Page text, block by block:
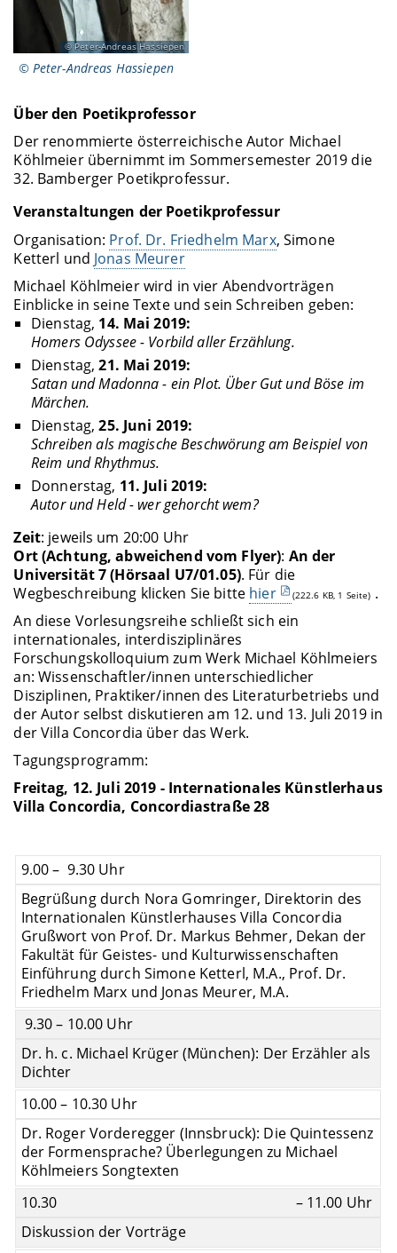
Peter-Andreas Hassiepen
© Peter-Andreas Hassiepen
Über den Poetikprofessor
Der renommierte österreichische Autor Michael
Köhlmeier übernimmt im Sommersemester 2019 die
32. Bamberger Poetikprofessur.
Veranstaltungen der Poetikprofessur
Organisation: Prof. Dr. Friedhelm Marx, Simone
Ketterl und Jonas Meurer
Michael Köhlmeier wird in vier Abendvorträgen
Einblicke in seine Texte und sein Schreiben geben:
Dienstag, 14. Mai 2019:
Homers Odyssee - Vorbild aller Erzählung.
Dienstag,21. Mai 2019:
Satan und Madonna - ein Plot. Über Gut und Böse im
Märchen.
Dienstag,25. Juni 2019:
Schreiben als magische Beschwörung am Beispiel von
Reim und Rhythmus.
Donnerstag, 11. Juli 2019:
Autor und Held - wer gehorcht wem?
Zeit: jeweils um 20:00 Uhr
Ort (Achtung, abweichend vom Flyer): An der
Universität 7 (Hörsaal U7/01.05). Für die
Wegbeschreibung klicken Sie bitte hier (222.6 KB, 1 Seite) .
An diese Vorlesungsreihe schließt sich ein
internationales, interdisziplinäres
Forschungskolloquium zum Werk Michael Köhlmeiers
an: Wissenschaftler/innen unterschiedlicher
Disziplinen, Praktiker/innen des Literaturbetriebs und
der Autor selbst diskutieren am 12. und 13. Juli 2019 in
der Villa Concordia über das Werk.
Tagungsprogramm:
Freitag, 12. Juli 2019 - Internationales Künstlerhaus
Villa Concordia, Concordiastraße 28
9.00 – 9.30 Uhr
Begrüßung durch Nora Gomringer, Direktorin des
Internationalen Künstlerhauses Villa Concordia
Grußwort von Prof. Dr. Markus Behmer, Dekan der
Fakultät für Geistes- und Kulturwissenschaften
Einführung durch Simone Ketterl, M.A., Prof. Dr.
Friedhelm Marx und Jonas Meurer, M.A.
9.30 – 10.00 Uhr
Dr. h. c. Michael Krüger (München): Der Erzähler als
Dichter
10.00 – 10.30 Uhr
Dr. Roger Vorderegger (Innsbruck): Die Quintessenz
der Formensprache? Überlegungen zu Michael
Köhlmeiers Songtexten
10.30
– 11.00 Uhr
Diskussion der Vorträge